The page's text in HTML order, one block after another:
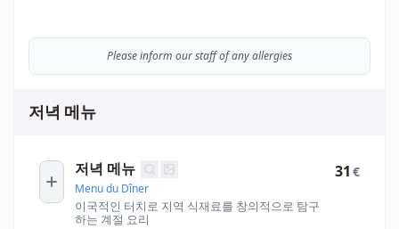
Please inform our staff of any allergies
저녁 메뉴
저녁 메뉴
Menu du Dîner
이국적인 터치로 지역 식재료를 창의적으로 탐구
하는 계절 요리
31 €